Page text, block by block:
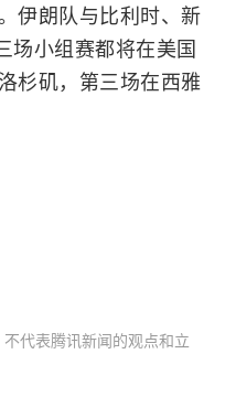
伊朗队与 比利时、新
场小组赛都将在美国
杉矶，第三场在西雅
代表腾讯新闻的观点和立